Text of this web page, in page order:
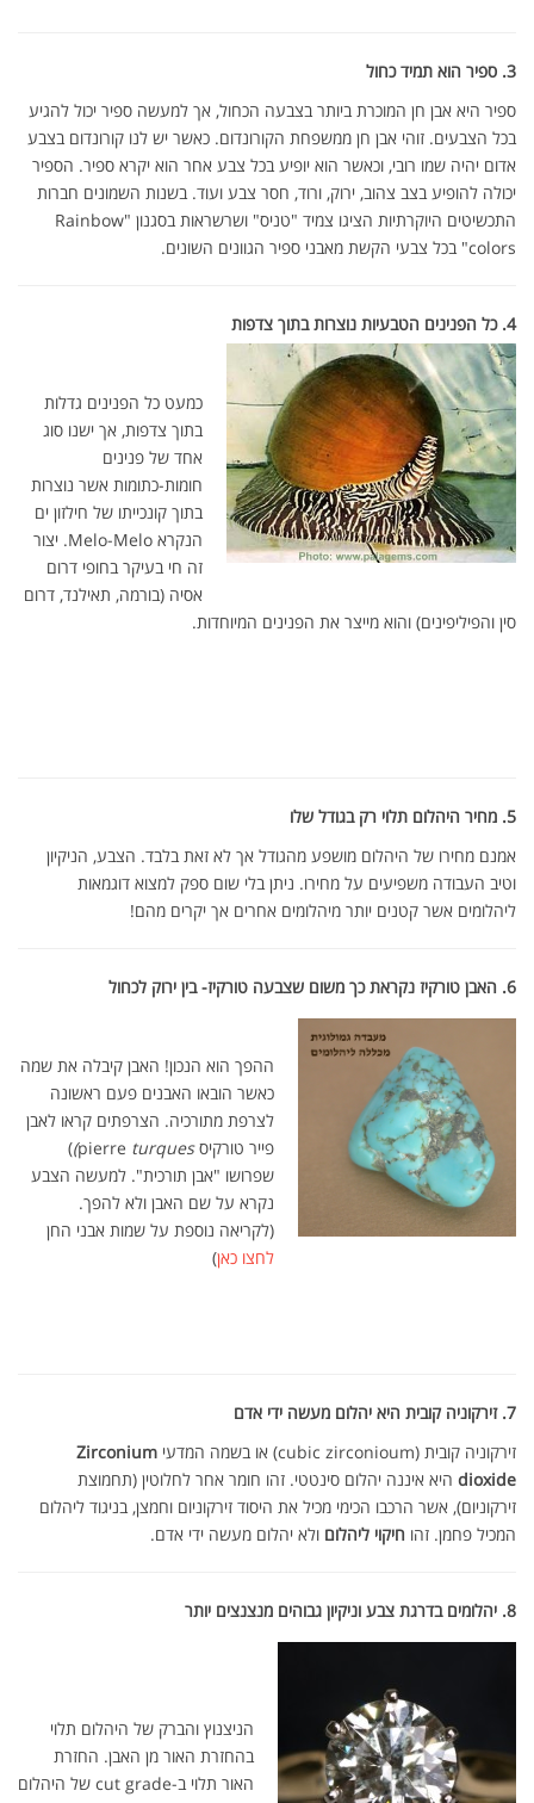
3. ספיר הוא תמיד כחול
ספיר היא אבן חן המוכרת ביותר בצבעה הכחול, אך למעשה ספיר יכול להגיע
בכל הצבעים. זוהי אבן חן ממשפחת הקורונדום. כאשר יש לנו קורונדום בצבע
אדום יהיה שמו רובי, וכאשר הוא יופיע בכל צבע אחר הוא יקרא ספיר. הספיר
יכולה להופיע בצב צהוב, ירוק, ורוד, חסר צבע ועוד. בשנות השמונים חברות
התכשיטים היוקרתיות הציגו צמיד "טניס" ושרשראות בסגנון "Rainbow
colors" בכל צבעי הקשת מאבני ספיר הגוונים השונים.
4. כל הפנינים הטבעיות נוצרות בתוך צדפות
כמעט כל הפנינים גדלות
בתוך צדפות, אך ישנו סוג
אחד של פנינים
חומות-כתומות אשר נוצרות
בתוך קונכייתו של חילזון ים
הנקרא Melo-Melo. יצור
זה חי בעיקר בחופי דרום
אסיה (בורמה, תאילנד, דרום
סין והפיליפינים) והוא מייצר את הפנינים המיוחדות.
5. מחיר היהלום תלוי רק בגודל שלו
אמנם מחירו של היהלום מושפע מהגודל אך לא זאת בלבד. הצבע, הניקיון
וטיב העבודה משפיעים על מחירו. ניתן בלי שום ספק למצוא דוגמאות
ליהלומים אשר קטנים יותר מיהלומים אחרים אך יקרים מהם!
6. האבן טורקיז נקראת כך משום שצבעה טורקיז- בין ירוק לכחול
ההפך הוא הנכון! האבן קיבלה את שמה
כאשר הובאו האבנים פעם ראשונה
לצרפת מתורכיה. הצרפתים קראו לאבן
פייר טורקיס pierreturques)
)
שפרושו "אבן תורכית". למעשה הצבע
נקרא על שם האבן ולא להפך.
(לקריאה נוספת על שמות אבני החן
לחצו כאן)
7. זירקוניה קובית היא יהלום מעשה ידי אדם
זירקוניה קובית (cubic zirconioum) או בשמה המדעי
Zirconium
dioxide היא איננה יהלום סינטטי. זהו חומר אחר לחלוטין (תחמוצת
זירקוניום), אשר הרכבו הכימי מכיל את היסוד זירקוניום וחמצן, בניגוד ליהלום
המכיל פחמן. זהו חיקוי ליהלום ולא יהלום מעשה ידי אדם.
8. יהלומים בדרגת צבע וניקיון גבוהים מנצנצים יותר
הניצנוץ והברק של היהלום תלוי
בהחזרת האור מן האבן. החזרת
האור תלוי ב-cut grade של היהלום